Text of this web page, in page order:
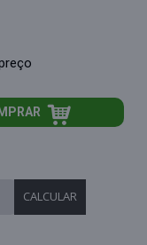
CALCULAR